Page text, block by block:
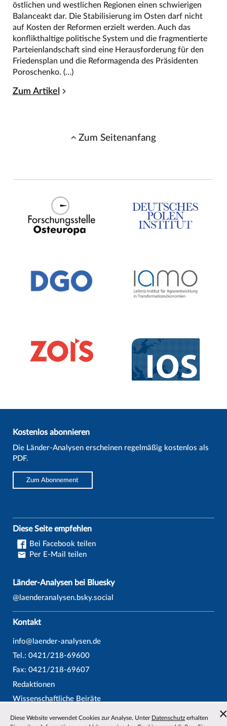
östlichen und westlichen Regionen einen schwierigen
Balanceakt dar. Die Stabilisierung im Osten darf nicht
auf Kosten der Reformen erzielt werden. Auch das
konflikthaltige politische System und die fragmentierte
Parteienlandschaft sind eine Herausforderung für den
Friedensplan und die Reformagenda des Präsidenten
Poroschenko. (…)
Zum Artikel
Zum Seitenanfang
Kostenlos abonnieren
Die Länder-Analysen erscheinen regelmäßig kostenlos als
PDF.
Zum Abonnement
Diese Seite empfehlen
Bei Facebook teilen
Per E-Mail teilen
Länder-Analysen bei Bluesky
@laenderanalysen.bsky.social
Kontakt
info@laender-analysen.de
Tel.: 0421/218-69600
Fax: 0421/218-69607
Redaktionen
Wissenschaftliche Beiräte
Diese Website verwendet Cookies zur Analyse. Unter Datenschutz erhalten